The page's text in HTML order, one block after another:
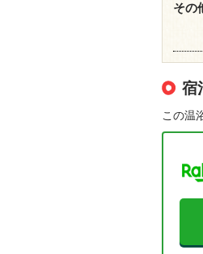
その
宿
この温